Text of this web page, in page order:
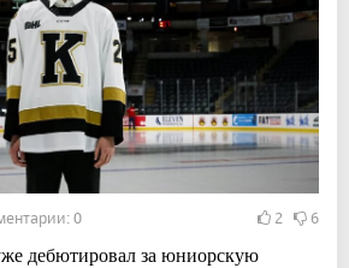
0 2 6
дебютировал за юниорскую